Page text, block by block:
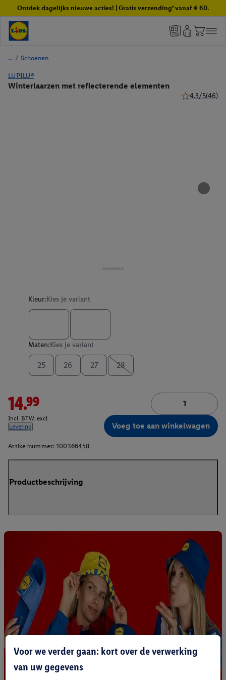
Ontdek dagelijks nieuwe acties! | Gratis verzending¹ vanaf € 60.
/ Schoenen
LUPILU®
Winterlaarzen met reflecterende elementen
4.3/5(46)
Kleur:Kies je variant
Maten:Kies je variant
25 26 27 28
14.99
Incl. BTW. excl.
Levering
Voeg toe aan winkelwagen
Artikelnummer: 100366458
Productbeschrijving
Voor we verder gaan: kort over de verwerking
van uw gegevens